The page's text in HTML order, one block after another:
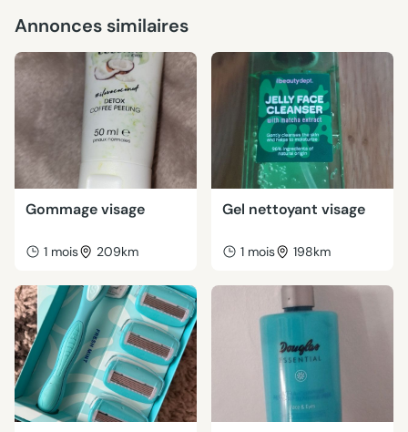
Annonces similaires
Gommage visage
1 mois 209km
Gel nettoyant visage
1 mois 198km